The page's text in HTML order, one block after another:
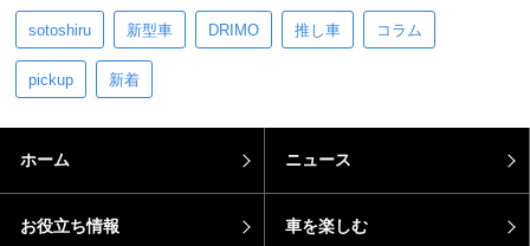
sotoshiru 新型車 DRIMO 推し車 コラム
pickup 新着
ホーム ニュース
お役立ち情報 車を楽しむ